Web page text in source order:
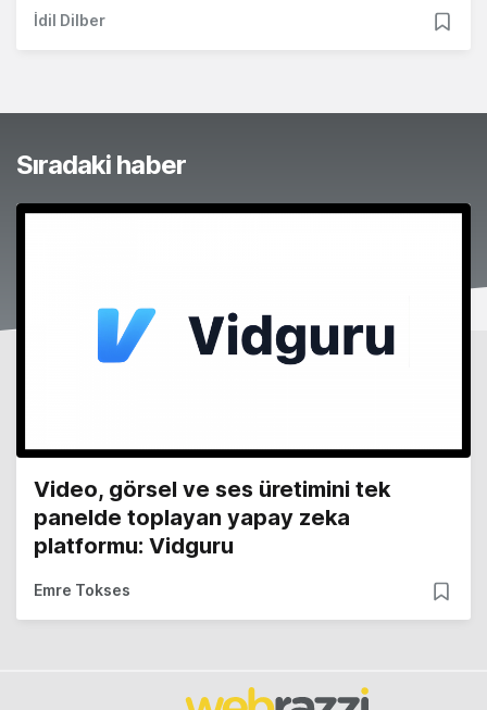
İdil Dilber
Sıradaki haber
Video, görsel ve ses üretimini tek
panelde toplayan yapay zeka
platformu: Vidguru
Emre Tokses